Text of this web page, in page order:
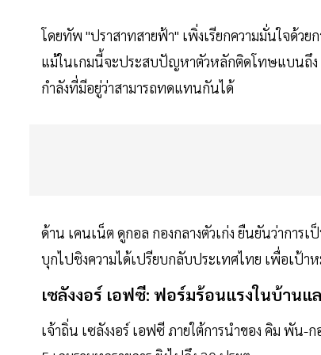
โดยทัพ "ปราสาทสายฟ้า" เพิ่งเรียกความมั่นใจด้ว
แม้ในเกมนี้จะประสบปัญหาตัวหลักติดโทษแบนถึง
กำลังที่มีอยู่ว่าสามารถทดแทนกันได้
ด้าน เคนเน็ต ดูกอล กองกลางตัวเก่ง ยืนยันว่ากา
บุกไปชิงความได้เปรียบกลับประเทศไทย เพื่อเป้า
เซลังงอร์ เอฟซี: ฟอร์มร้อนแรงในบ้านแ
เจ้าถิ่น เซลังงอร์ เอฟซี ภายใต้การนำของ คิม พัน